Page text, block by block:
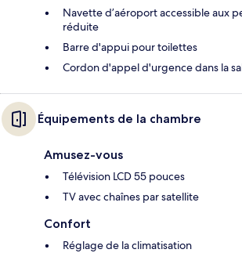
Navette d’aéroport accessible aux
réduite
Barre d'appui pour toilettes
Cordon d'appel d'urgence dans la
Équipements de la chambre
Amusez-vous
Télévision LCD 55 pouces
TV avec chaînes par satellite
Confort
Réglage de la climatisation